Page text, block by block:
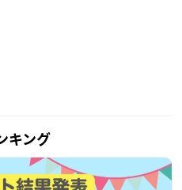
キング